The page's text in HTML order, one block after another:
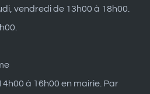
vendredi de 13h00 à 18h00.
à 16h00 en mairie. Par